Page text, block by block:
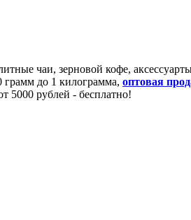
чаи, зерновой кофе,
грамм до 1 килограмма, оптовая
5000 рублей - бесплатно!